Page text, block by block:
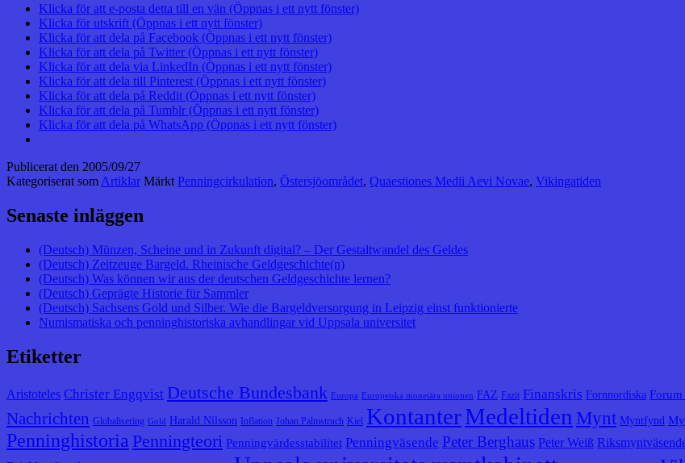
Klicka för att e-posta detta till en vän (Öppnas i ett nytt fönster)
Klicka för utskrift (Öppnas i ett nytt fönster)
Klicka för att dela på Facebook (Öppnas i ett nytt fönster)
Klicka för att dela på Twitter (Öppnas i ett nytt fönster)
Klicka för att dela via LinkedIn (Öppnas i ett nytt fönster)
Klicka för att dela till Pinterest (Öppnas i ett nytt fönster)
Klicka för att dela på Reddit (Öppnas i ett nytt fönster)
Klicka för att dela på Tumblr (Öppnas i ett nytt fönster)
Klicka för att dela på WhatsApp (Öppnas i ett nytt fönster)
Publicerat den 2005/09/27
Kategoriserat som Artiklar Märkt Penningcirkulation, Östersjöområdet, Quaestiones Medii Aevi Novae, Vikingatiden
Senaste inläggen
(Deutsch) Münzen, Scheine und in Zukunft digital? – Der Gestaltwandel des Geldes
(Deutsch) Zeitzeuge Bargeld. Rheinische Geldgeschichte(n)
(Deutsch) Was können wir aus der deutschen Geldgeschichte lernen?
(Deutsch) Geprägte Historie für Sammler
(Deutsch) Sachsens Gold und Silber. Wie die Bargeldversorgung in Leipzig einst funktionierte
Numismatiska och penninghistoriska avhandlingar vid Uppsala universitet
Etiketter
Aristoteles Christer Engqvist Deutsche Bundesbank Europa Europeiska monetära unionen FAZ Fazit Finanskris Fornnordiska
Nachrichten Globalisering Gold Harald Nilsson Inflation Johan Palmstruch Kiel KontanterMedeltiden Mynt Myntfynd
Penninghistoria Penningteori Penningvärdesstabilitet Penningväsende Peter Berghaus Peter Weiß